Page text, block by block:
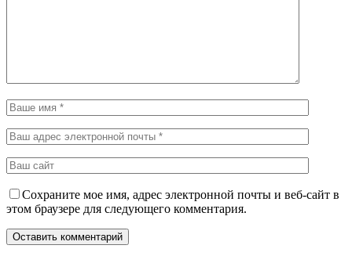
Сохраните мое имя, адрес электронной почты и веб-сайт в
этом браузере для следующего комментария.